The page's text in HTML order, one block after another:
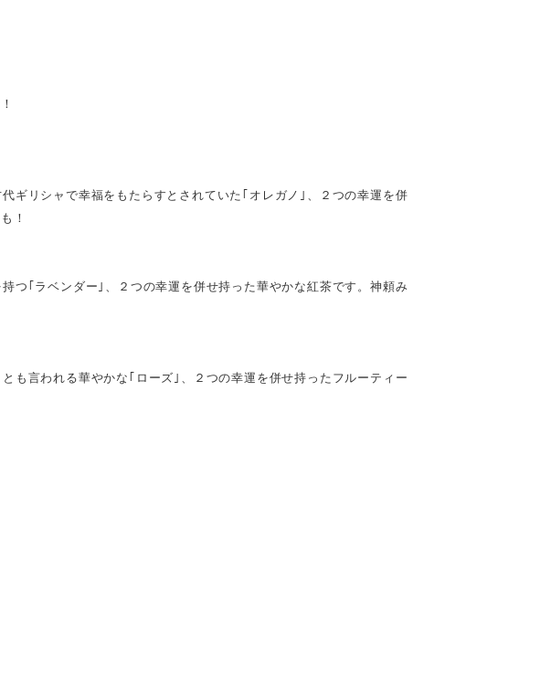
ギリシャで幸福をもたらすとされていた｢オレガノ｣、２つの幸運を併
！
つ｢ラベンダー｣、２つの幸運を併せ持った華やかな紅茶です。神頼み
も言われる華やかな｢ローズ｣、２つの幸運を併せ持ったフルーティー